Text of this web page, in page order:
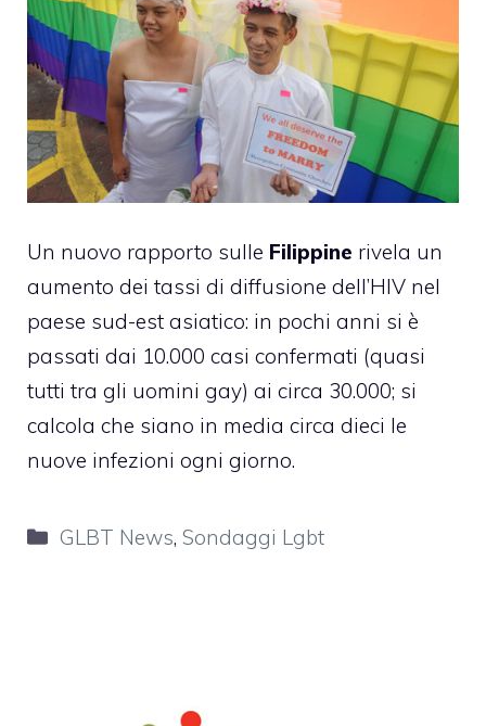
Un nuovo rapporto sulle Filippine rivela un
aumento dei tassi di diffusione dell’HIV nel
paese sud-est asiatico: in pochi anni si è
passati dai 10.000 casi confermati (quasi
tutti tra gli uomini gay) ai circa 30.000; si
calcola che siano in media circa dieci le
nuove infezioni ogni giorno.
Categorie
GLBT News,Sondaggi Lgbt